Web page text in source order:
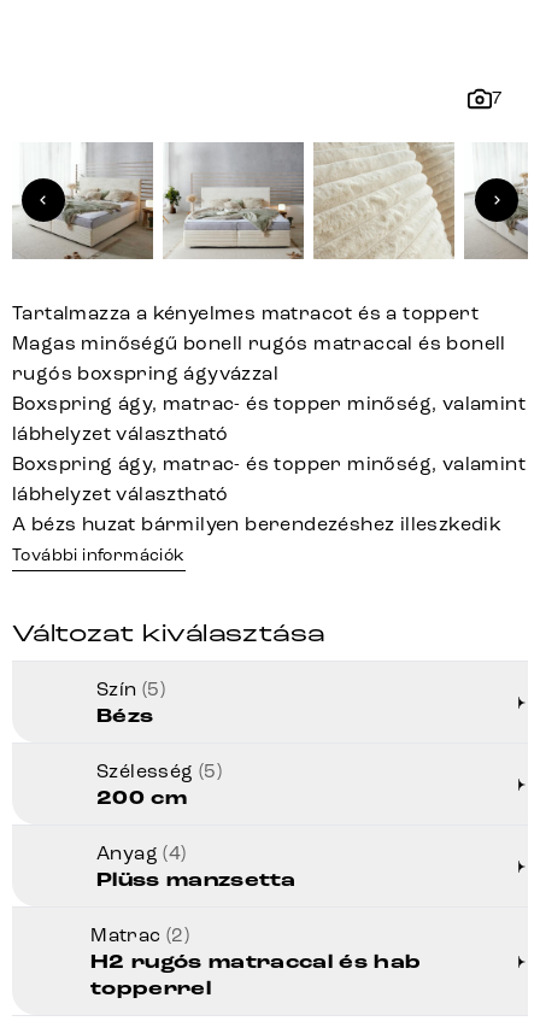
7
Tartalmazza a kényelmes matracot és a toppert
Magas minőségű bonell rugós matraccal és bonell
rugós boxspring ágyvázzal
Boxspring ágy, matrac- és topper minőség, valamint
lábhelyzet választható
Boxspring ágy, matrac- és topper minőség, valamint
lábhelyzet választható
A bézs huzat bármilyen berendezéshez illeszkedik
További információk
Változat kiválasztása
Szín (5)
Bézs
Szélesség (5)
200 cm
Anyag(4)
Plüss manzsetta
Matrac (2)
H2 rugós matraccal és hab
topperrel